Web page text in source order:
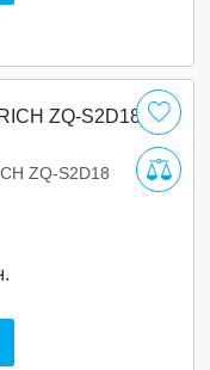
ZQ-S2D18